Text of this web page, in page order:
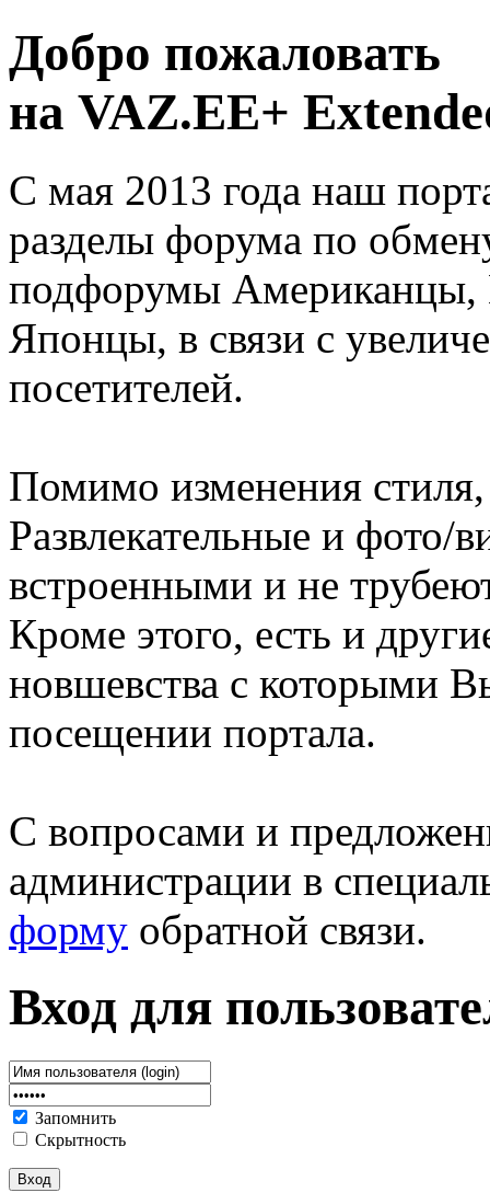
Добро пожаловать
на VAZ.EE+
С мая 2013 года наш
разделы форума по
подфорумы
Японцы, в связи с
посетителей.
Помимо изменения
Развлекательные и фото/
встроенными и не
Кроме этого, есть и
новшевства с которыми
посещении портала.
С вопросами и
администрации в
форму обратной связи.
Вход для
Запомнить
Скрытность